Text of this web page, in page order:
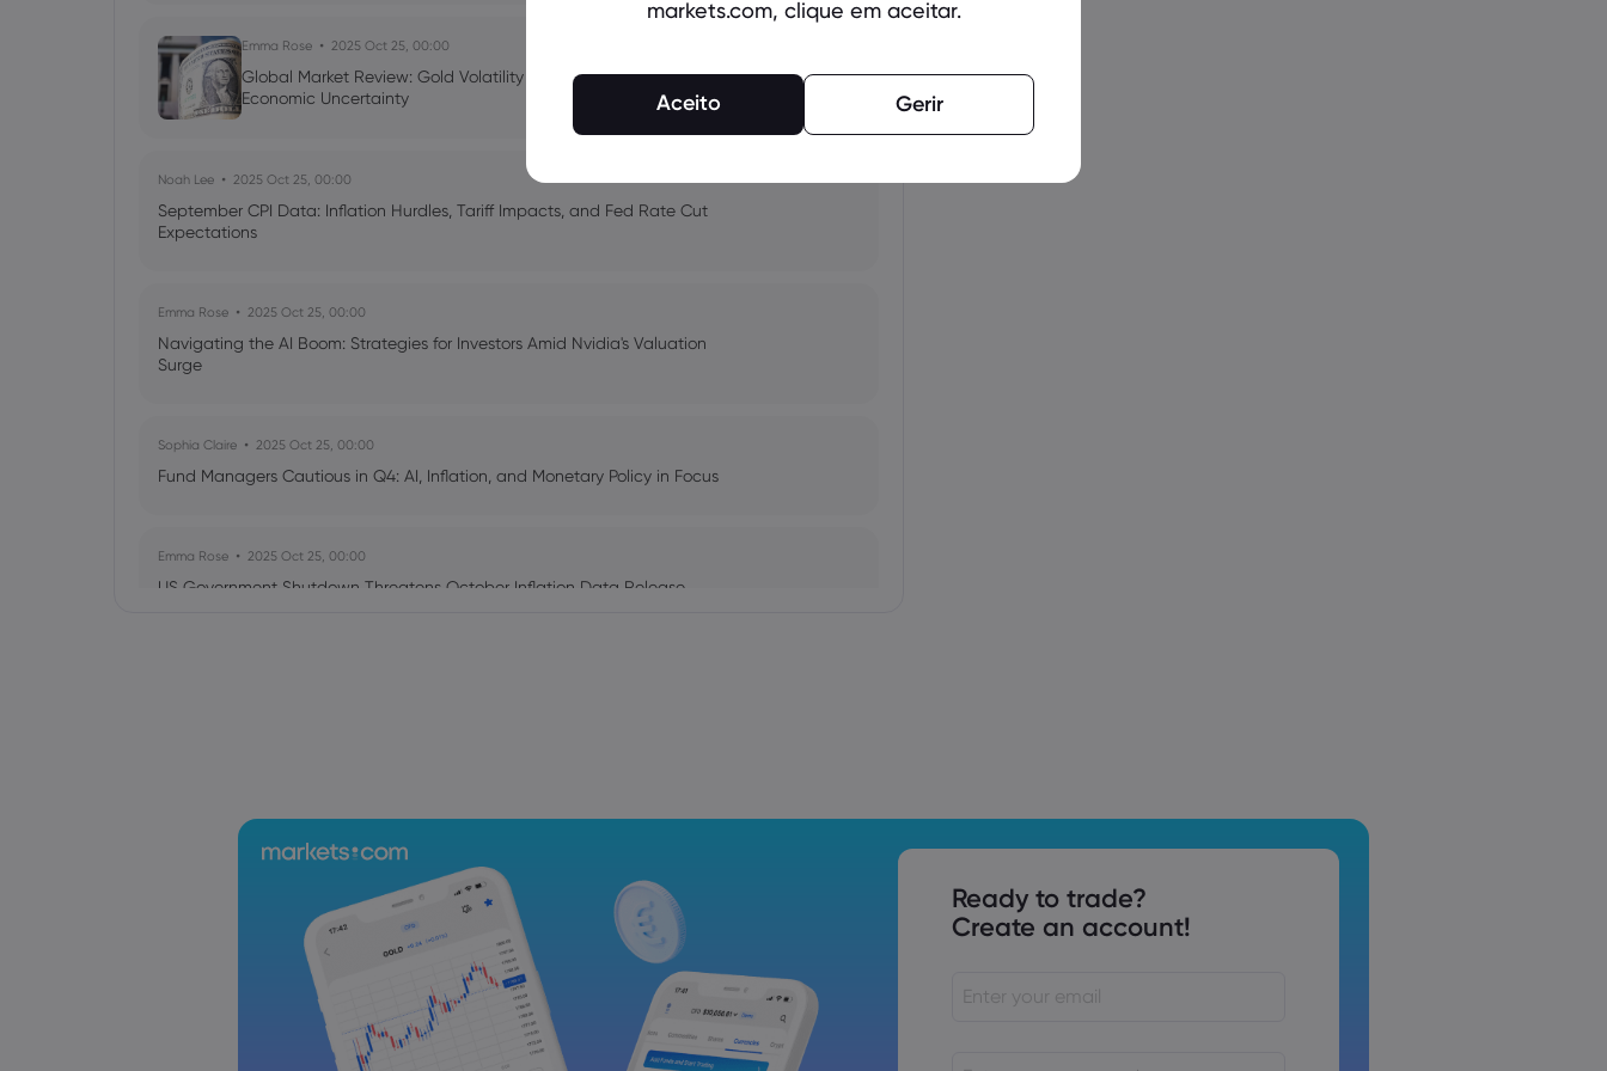
Emma Rose 2025 Oct 25, 00:00
Global Market Review: Gold Volatility and Tech Stock Surge Amidst
Economic Uncertainty
Noah Lee 2025 Oct 25, 00:00
September CPI Data: Inflation Hurdles, Tariff Impacts, and Fed Rate Cut
Expectations
Emma Rose 2025 Oct 25, 00:00
Navigating the AI Boom: Strategies for Investors Amid Nvidia's Valuation
Surge
Sophia Claire 2025 Oct 25, 00:00
Fund Managers Cautious in Q4: AI, Inflation, and Monetary Policy in Focus
Emma Rose 2025 Oct 25, 00:00
US Government Shutdown Threatens October Inflation Data Release
Ready to trade?
Create an account!
markets.com, clique em aceitar.
Aceito Gerir